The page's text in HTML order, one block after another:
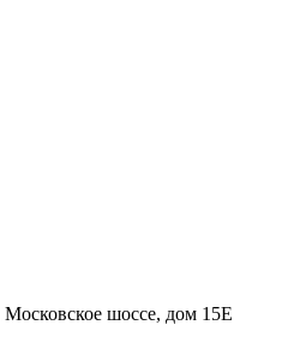
шоссе, дом 15Е